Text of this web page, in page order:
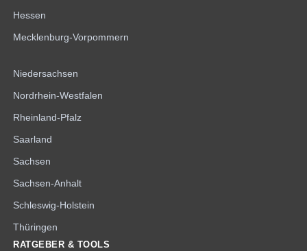
Hessen
Mecklenburg-Vorpommern
Niedersachsen
Nordrhein-Westfalen
Rheinland-Pfalz
Saarland
Sachsen
Sachsen-Anhalt
Schleswig-Holstein
Thüringen
RATGEBER & TOOLS